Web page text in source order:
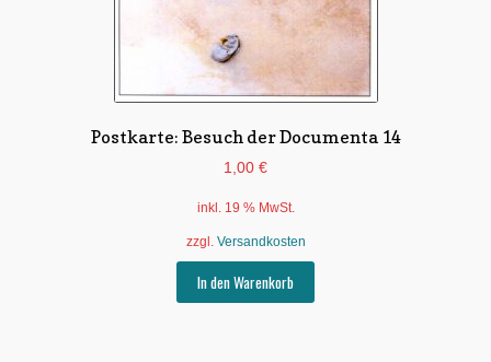
Postkarte: Besuch der Documenta 14
1,00 €
inkl. 19 % MwSt.
zzgl. Versandkosten
In den Warenkorb